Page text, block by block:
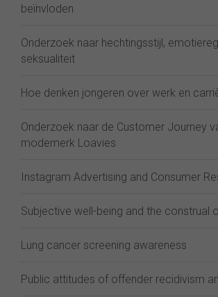
beïnvloden
Onderzoek naar hechtingsstijl,
seksualiteit
Hoe denken jongeren over werk en
Onderzoek naar de Customer Journey
modemerk Loavies
Instagram Advertising and Consumer
Subjective well-being and the construal
Lung cancer screening awareness
Public attitudes of offender recidivism